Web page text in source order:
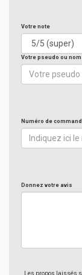
Votre note
Votre pseudo ou nom
Numéro de
Donnez votre avis
Les propos laissés